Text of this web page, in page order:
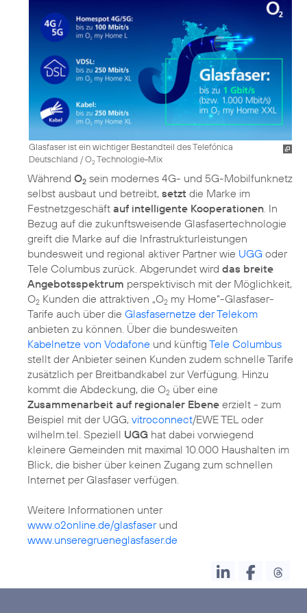
Glasfaser ist ein wichtiger Bestandteil des Telefónica
Deutschland / O2Technologie-Mix
Während O2 sein modernes 4G- und 5G-Mobilfunknetz
selbst ausbaut und betreibt, setzt die Marke im
Festnetzgeschäft auf intelligente Kooperationen. In
Bezug auf die zukunftsweisende Glasfasertechnologie
greift die Marke auf die Infrastrukturleistungen
bundesweit und regional aktiver Partner wie UGG oder
Tele Columbus zurück. Abgerundet wird das breite
Angebotsspektrum perspektivisch mit der Möglichkeit,
O2 Kunden die attraktiven „O2 my Home“-Glasfaser-
Tarife auch über die Glasfasernetze der Telekom
anbieten zu können. Über die bundesweiten
Kabelnetze von Vodafone und künftig Tele Columbus
stellt der Anbieter seinen Kunden zudem schnelle Tarife
zusätzlich per Breitbandkabel zur Verfügung. Hinzu
kommt die Abdeckung, die O2 über eine
Zusammenarbeit auf regionaler Ebene erzielt - zum
Beispiel mit der UGG, vitroconnect/EWE TEL oder
wilhelm.tel. Speziell UGG hat dabei vorwiegend
kleinere Gemeinden mit maximal 10.000 Haushalten im
Blick, die bisher über keinen Zugang zum schnellen
Internet per Glasfaser verfügen.
Weitere Informationen unter
www.o2online.de/glasfaserund
www.unseregrueneglasfaser.de